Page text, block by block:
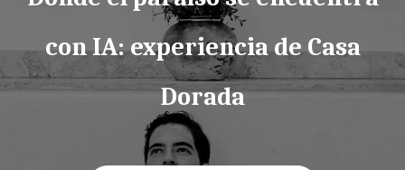
con IA: experiencia de Casa
Dorada